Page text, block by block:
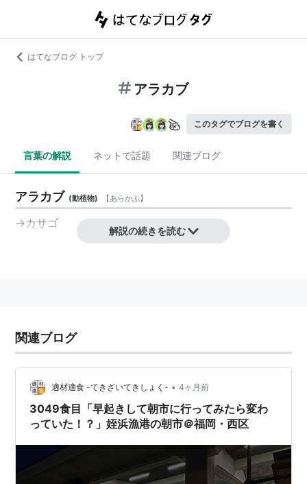
はてなブログ トップ
アラカブ
このタグでブログを書く
言葉の解説 ネットで話題 関連ブログ
アラカブ (動植物) 【あらかぶ】
→カサゴ
解説の続きを読む
関連ブログ
適材適食 -てきざいてきしょく- • 4ヶ月前
3049食目「早起きして朝市に行ってみたら変わ
っていた！？」姪浜漁港の朝市＠福岡・西区